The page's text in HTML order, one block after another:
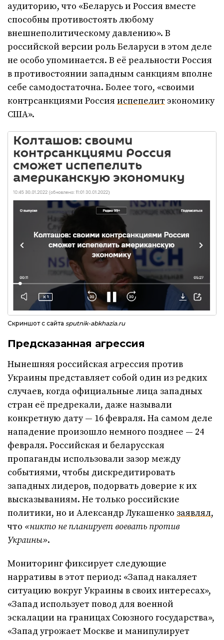
аудиторию, что «Беларусь и Россия вместе
способны противостоять любому
внешнеполитическому давлению». В
российской версии роль Беларуси в этом деле
не особо упоминается. В её реальности Россия
в противостоянии западным санкциям вполне
себе самодостаточна. Более того, «своими
контрсанкциями Россия испепелит экономику
США».
Скриншот с сайта sputnik-abkhazia.ru
Предсказанная агрессия
Нынешняя российская агрессия против
Украины представляет собой один из редких
случаев, когда официальные лица западных
стран её предрекали, даже называли
конкретную дату — 16 февраля. На самом деле
нападение произошло немного позднее — 24
февраля. Российская и беларусская
пропаганды использовали зазор между
событиями, чтобы дискредитировать
западных лидеров, подорвать доверие к их
высказываниям. Не только российские
политики, но и Александр Лукашенко заявлял,
что «никто не планирует воевать против
Украины».
Мониторинг фиксирует следующие
нарративы в этот период: «Запад накаляет
ситуацию вокруг Украины в своих интересах»,
«Запад использует повод для военной
эскалации на границах Союзного государства»,
«Запад угрожает Москве и манипулирует